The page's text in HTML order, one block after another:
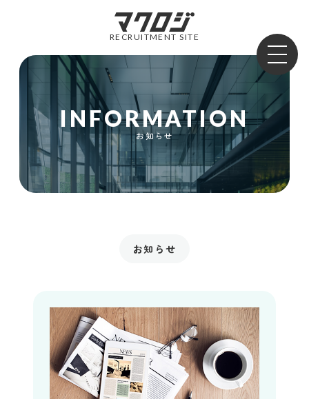
RECRUITMENT SITE
INFORMATION
お知らせ
お知らせ